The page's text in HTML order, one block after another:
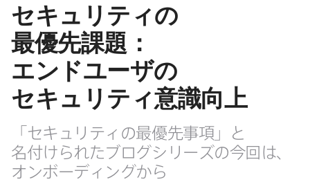
テ
ン
ツ
に
​
移
動
セキュリティの​
最優先課題：
エンドユーザの​
セキュリティ意識向上
「セキュリティの​最優先事項」と​
名付けられた​ブログシリーズの​今回は、​
オンボーディングから​